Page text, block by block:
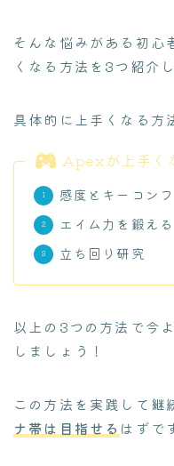
そんな悩みがある初心
くなる方法を3つ紹介し
具体的に上手くなる方
Apexが上手く
感度とキーコン
エイム力を鍛える
立ち回り研究
以上の3つの方法で今
しましょう！
この方法を実践して継
ナ帯は目指せる はずで